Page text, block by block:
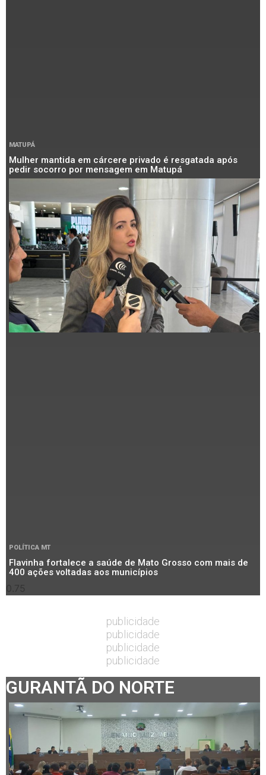
MATUPÁ
Mulher mantida em cárcere privado é resgatada após
pedir socorro por mensagem em Matupá
POLÍTICA MT
Flavinha fortalece a saúde de Mato Grosso com mais de
400 ações voltadas aos municípios
publicidade
publicidade
publicidade
publicidade
GURANTÃ DO NORTE